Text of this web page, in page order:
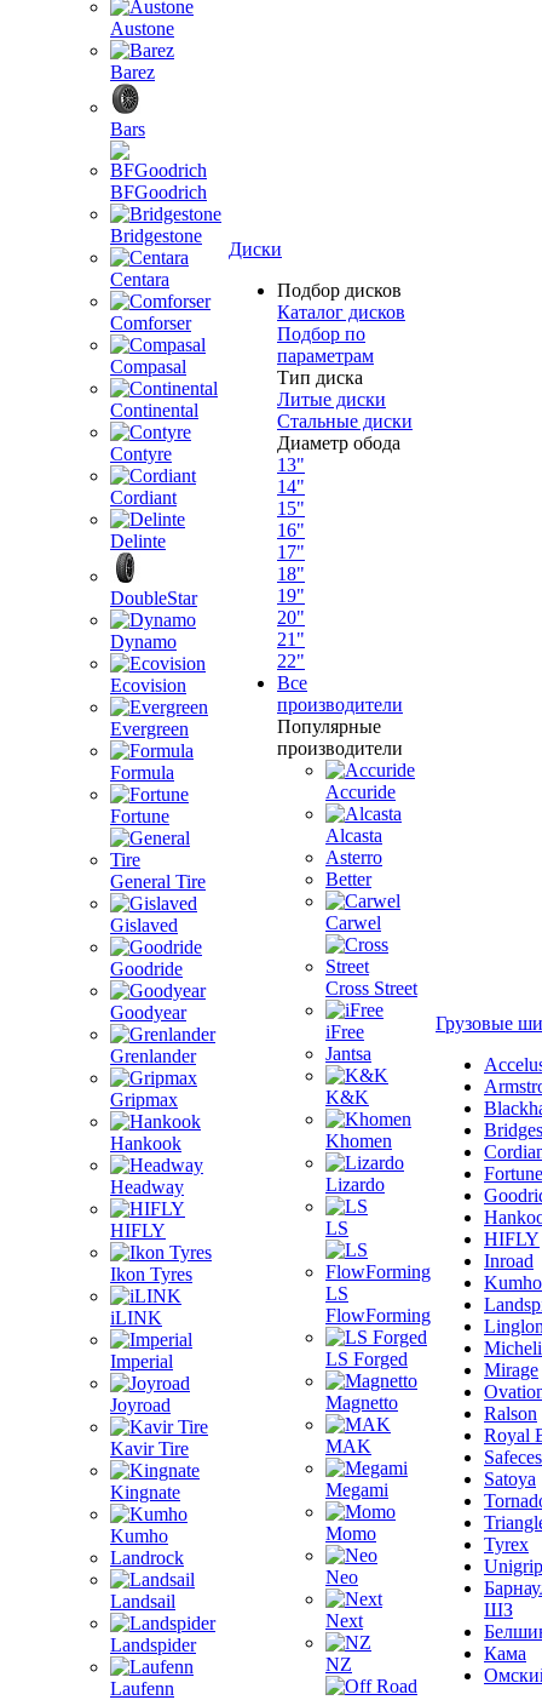
Austone
Barez
Bars
BFGoodrich
Bridgestone
Centara
Comforser
Compasal
Continental
Contyre
Cordiant
Delinte
DoubleStar
Dynamo
Ecovision
Evergreen
Formula
Fortune
General Tire
Gislaved
Goodride
Goodyear
Grenlander
Gripmax
Hankook
Headway
HIFLY
Ikon Tyres
iLINK
Imperial
Joyroad
Kavir Tire
Kingnate
Kumho
Landrock
Landsail
Landspider
Laufenn
Диски
Подбор дисков
Каталог дисков
Подбор по
параметрам
Тип диска
Литые диски
Стальные диски
Диаметр обода
13"
14"
15"
16"
17"
18"
19"
20"
21"
22"
Все
производители
Популярные
производители
Accuride
Alcasta
Asterro
Better
Carwel
Cross Street
iFree
Jantsa
K&K
Khomen
Lizardo
LS
LS
FlowForming
LS Forged
Magnetto
MAK
Megami
Momo
Neo
Next
NZ
Грузовые
Fortune
HIFLY
Inroad
Kumho
Mirage
Ralson
Royal
Satoya
Tyrex
Unigrip
ШЗ
Кама